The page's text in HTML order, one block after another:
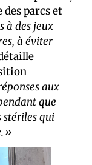
des parcs et
à des jeux
à éviter
aux
que
stériles qui